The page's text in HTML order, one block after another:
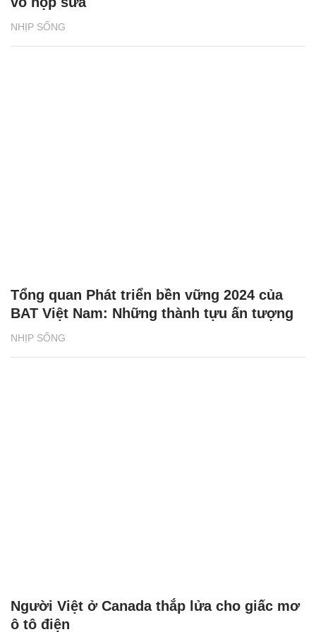
NHỊP SỐNG
NHỊP SỐNG
Tổng quan Phát triển bền vững 2024 của
BAT Việt Nam: Những thành tựu ấn tượng
Người Việt ở Canada thắp lửa cho giấc mơ
ô tô điện